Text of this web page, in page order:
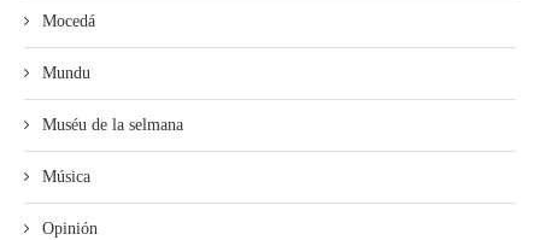
Mocedá
Mundu
Muséu de la selmana
Música
Opinión